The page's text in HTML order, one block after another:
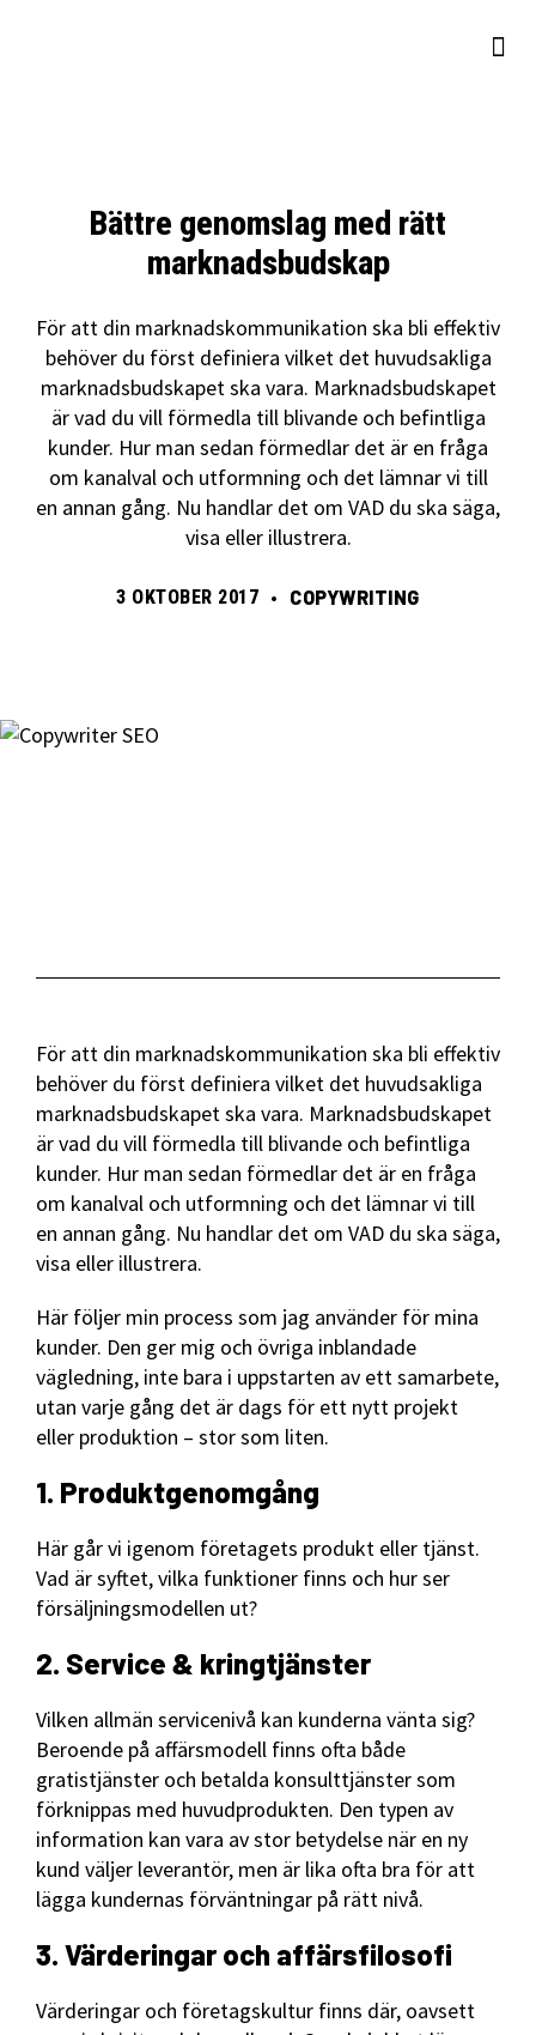
Bättre genomslag med rätt
marknadsbudskap
För att din marknadskommunikation ska bli effektiv
behöver du först definiera vilket det huvudsakliga
marknadsbudskapet ska vara. Marknadsbudskapet
är vad du vill förmedla till blivande och befintliga
kunder. Hur man sedan förmedlar det är en fråga
om kanalval och utformning och det lämnar vi till
en annan gång. Nu handlar det om VAD du ska säga,
visa eller illustrera.
3 OKTOBER 2017 • COPYWRITING
För att din marknadskommunikation ska bli effektiv
behöver du först definiera vilket det huvudsakliga
marknadsbudskapet ska vara. Marknadsbudskapet
är vad du vill förmedla till blivande och befintliga
kunder. Hur man sedan förmedlar det är en fråga
om kanalval och utformning och det lämnar vi till
en annan gång. Nu handlar det om VAD du ska säga,
visa eller illustrera.
Här följer min process som jag använder för mina
kunder. Den ger mig och övriga inblandade
vägledning, inte bara i uppstarten av ett samarbete,
utan varje gång det är dags för ett nytt projekt
eller produktion – stor som liten.
1. Produktgenomgång
Här går vi igenom företagets produkt eller tjänst.
Vad är syftet, vilka funktioner finns och hur ser
försäljningsmodellen ut?
2. Service & kringtjänster
Vilken allmän servicenivå kan kunderna vänta sig?
Beroende på affärsmodell finns ofta både
gratistjänster och betalda konsulttjänster som
förknippas med huvudprodukten. Den typen av
information kan vara av stor betydelse när en ny
kund väljer leverantör, men är lika ofta bra för att
lägga kundernas förväntningar på rätt nivå.
3. Värderingar och affärsfilosofi
Värderingar och företagskultur finns där, oavsett